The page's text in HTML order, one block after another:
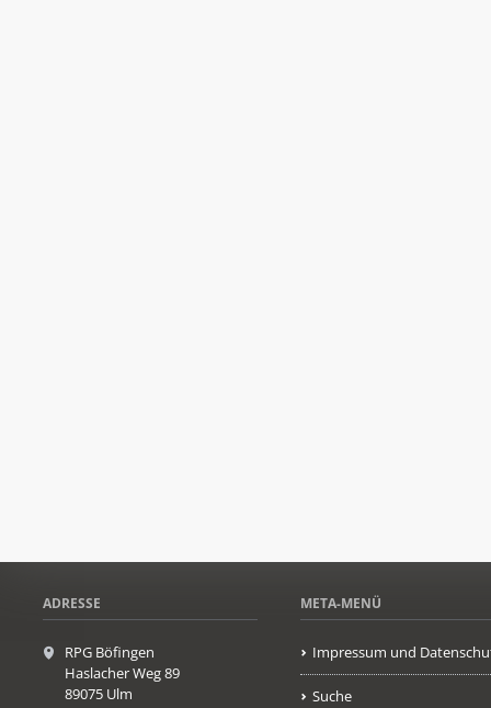
ADRESSE
RPG Böfingen
Haslacher Weg 89
89075 Ulm
META-MENÜ
Impressum und
Suche